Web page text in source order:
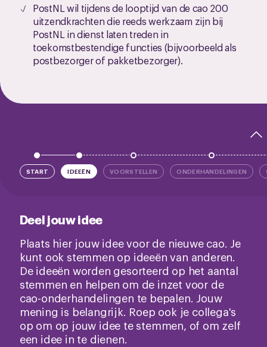
PostNL wil tijdens de looptijd van de cao 200
uitzendkrachten die reeds werkzaam zijn bij
PostNL in dienst laten treden in
toekomstbestendige functies (bijvoorbeeld als
postbezorger of pakketbezorger).
START IDEEËN VOORSTELLEN ONDERHANDELINGEN
Deel jouw idee
Plaats hier jouw idee voor de nieuwe cao. Je
kunt ook stemmen op ideeën van anderen.
De ideeën worden gesorteerd op het aantal
stemmen en helpen om de inzet voor de
cao-onderhandelingen te bepalen. Jouw
mening is belangrijk. Roep ook je collega's
op om op jouw idee te stemmen, of om zelf
een idee in te dienen.